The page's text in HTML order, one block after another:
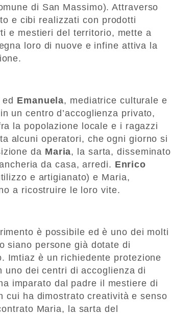
di San Massimo). Attraverso
e cibi realizzati con prodotti
e mestieri del territorio, mette a
loro di nuove e infine attiva la
ed Emanuela, mediatrice culturale e
un centro d’accoglienza privato,
la popolazione locale e i ragazzi
alcuni operatori, che ogni giorno si
da Maria, la sarta, disseminato
da casa, arredi. Enrico
e artigianato) e Maria,
a ricostruire le loro vite.
è possibile ed è uno dei molti
siano persone già dotate di
Imtiaz è un richiedente protezione
uno dei centri di accoglienza di
imparato dal padre il mestiere di
cui ha dimostrato creatività e senso
Maria, la sarta del